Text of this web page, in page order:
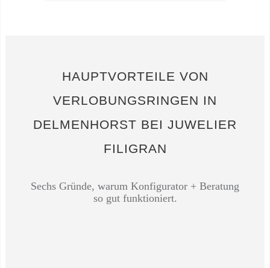
HAUPTVORTEILE VON
VERLOBUNGSRINGEN IN
DELMENHORST BEI JUWELIER
FILIGRAN
Sechs Gründe, warum Konfigurator + Beratung
so gut funktioniert.